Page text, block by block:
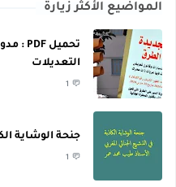
المواضيع الأكثر زيارة
التعديلات
1
جنحة الوشاية
1